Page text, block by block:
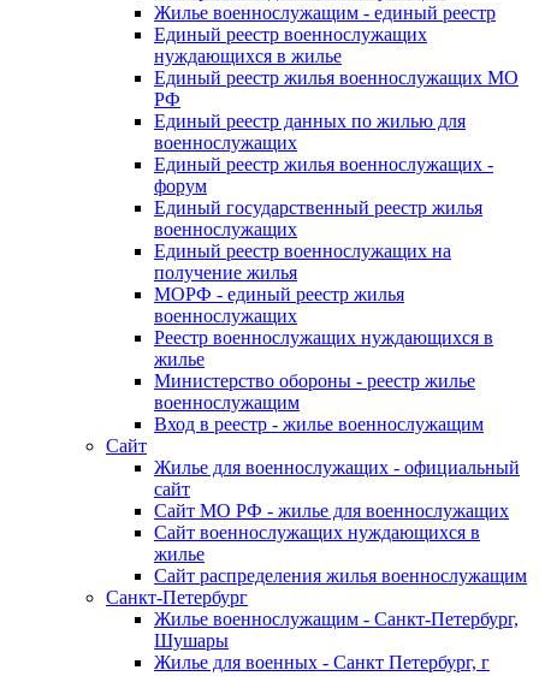
Жилье военнослужащим - единый реестр
Единый реестр военнослужащих
нуждающихся в жилье
Единый реестр жилья военнослужащих МО
РФ
Единый реестр данных по жилью для
военнослужащих
Единый реестр жилья военнослужащих -
форум
Единый государственный реестр жилья
военнослужащих
Единый реестр военнослужащих на
получение жилья
МОРФ - единый реестр жилья
военнослужащих
Реестр военнослужащих нуждающихся в
жилье
Министерство обороны - реестр жилье
военнослужащим
Вход в реестр - жилье военнослужащим
Сайт
Жилье для военнослужащих - официальный
сайт
Сайт МО РФ - жилье для военнослужащих
Сайт военнослужащих нуждающихся в
жилье
Сайт распределения жилья военнослужащим
Санкт-Петербург
Жилье военнослужащим - Санкт-Петербург,
Шушары
Жилье для военных - Санкт Петербург, г